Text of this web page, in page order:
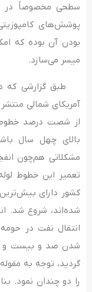
سطحی مخصوصاً در
پوشش­‌های
بودن آن بوده که
میسر می­‌سازد.
آمریکای شمالی
از شصت درصد خطوط
بالای چهل سال
مشکلاتی هم‌چون
تعمیر این خطوط
کشور دارای
شده­‌اند، شروع شد.
انتقال نفت در
شدن صد و بیست و
گردید، توجه به
را دو چندان نمود.